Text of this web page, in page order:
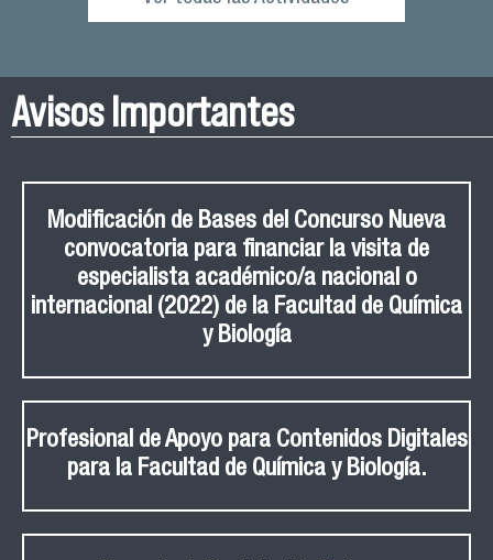
Avisos Importantes
Modificación de Bases del Concurso Nueva
convocatoria para financiar la visita de
especialista académico/a nacional o
internacional (2022) de la Facultad de Química
y Biología
Profesional de Apoyo para Contenidos Digitales
para la Facultad de Química y Biología.